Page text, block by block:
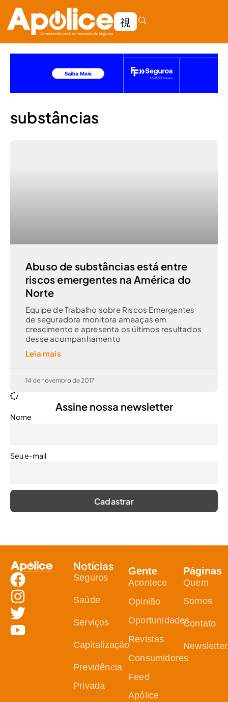
substâncias
Abuso de substâncias está entre
riscos emergentes na América do
Norte
Equipe de Trabalho sobre Riscos Emergentes
de seguradora monitora ameaças em
crescimento e apresenta os últimos resultados
desse acompanhamento
Leia mais
14 de novembro de 2017
Assine nossa newsletter
Nome
Seu e-mail
Notícias
Seguros
Saúde
Serviços
Capitalização
Previdência
Privada
Gente
Acontece
Opinião
Oportunidades
Revistas
Consumidores
Feed
Apólice
Páginas
Quem
Somos
Contato
Newsletter